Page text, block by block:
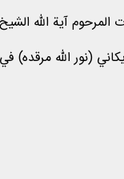
المرحوم آية الله
(نور الله